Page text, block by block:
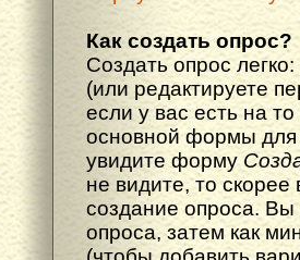
Как создать опрос?
Создать опрос
(или редактируете
если у вас есть на
основной формы
увидите форму
не видите, то скорее
создание опроса.
опроса, затем как